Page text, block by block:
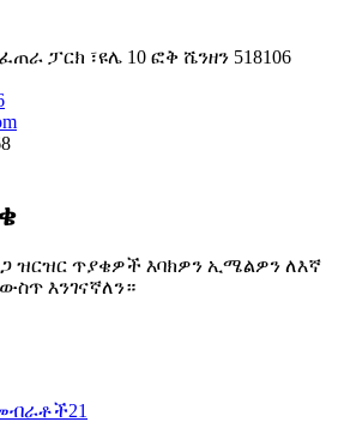
ፓርክ ፣ዩሌ 10 ፎቅ ሼንዘን 518106
ዝርዝር ጥያቄዎች እባክዎን ኢሜልዎን ለእኛ
እንገናኛለን።